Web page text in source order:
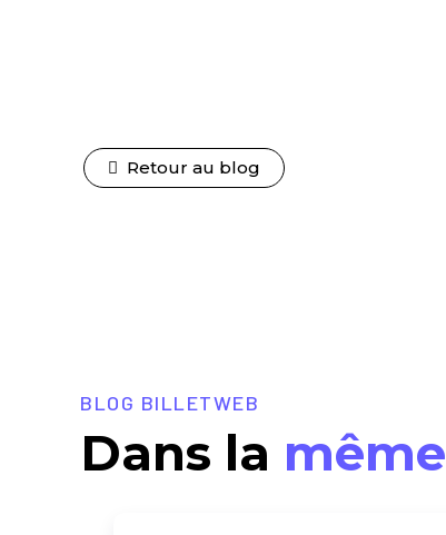
Retour au blog
BLOG BILLETWEB
Dans la même